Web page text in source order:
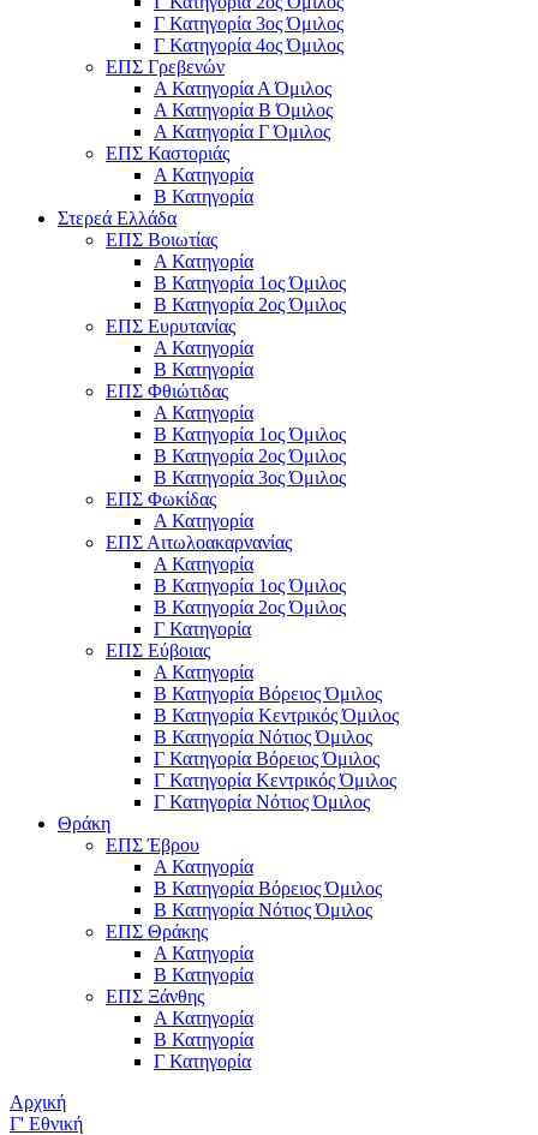
Γ Κατηγορία 3ος Όμιλος
Γ Κατηγορία 4ος Όμιλος
ΕΠΣ Γρεβενών
Α Κατηγορία Α Όμιλος
Α Κατηγορία B Όμιλος
Α Κατηγορία Γ Όμιλος
ΕΠΣ Καστοριάς
Α Κατηγορία
Β Κατηγορία
Στερεά Ελλάδα
ΕΠΣ Βοιωτίας
Α Κατηγορία
Β Κατηγορία 1ος Όμιλος
Β Κατηγορία 2ος Όμιλος
ΕΠΣ Ευρυτανίας
Α Κατηγορία
Β Κατηγορία
ΕΠΣ Φθιώτιδας
Α Κατηγορία
Β Κατηγορία 1ος Όμιλος
Β Κατηγορία 2ος Όμιλος
Β Κατηγορία 3ος Όμιλος
ΕΠΣ Φωκίδας
Α Κατηγορία
ΕΠΣ Αιτωλοακαρνανίας
Α Κατηγορία
Β Κατηγορία 1ος Όμιλος
Β Κατηγορία 2ος Όμιλος
Γ Κατηγορία
ΕΠΣ Εύβοιας
Α Κατηγορία
Β Κατηγορία Βόρειος Όμιλος
Β Κατηγορία Κεντρικός Όμιλος
Β Κατηγορία Νότιος Όμιλος
Γ Κατηγορία Βόρειος Όμιλος
Γ Κατηγορία Κεντρικός Όμιλος
Γ Κατηγορία Νότιος Όμιλος
Θράκη
ΕΠΣ Έβρου
Α Κατηγορία
Β Κατηγορία Βόρειος Όμιλος
Β Κατηγορία Νότιος Όμιλος
ΕΠΣ Θράκης
Α Κατηγορία
Β Κατηγορία
ΕΠΣ Ξάνθης
Α Κατηγορία
Β Κατηγορία
Γ Κατηγορία
Αρχική
Γ' Εθνική